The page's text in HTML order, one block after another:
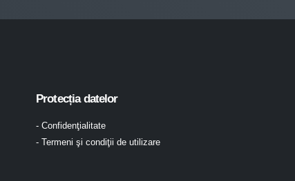
Protecția datelor
- Confidenţialitate
- Termeni şi condiţii de utilizare